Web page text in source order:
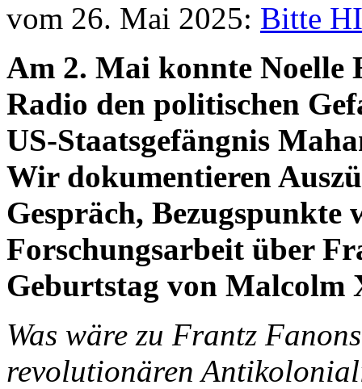
vom 26. Mai 2025: Bitte
Am 2. Mai konnte Noelle
Radio den politischen
US-Staatsgefängnis
Wir dokumentieren
Gespräch, Bezugspunkte
Forschungsarbeit über
Geburtstag von Malcolm
Was wäre zu Frantz
revolutionären